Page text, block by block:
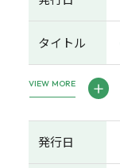
タイトル
VIEW MORE
発行日